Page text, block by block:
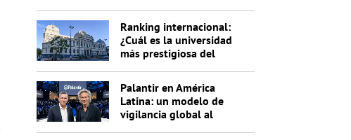
Ranking internacional:
¿Cuál es la universidad
más prestigiosa del
Palantir en América
Latina: un modelo de
vigilancia global al